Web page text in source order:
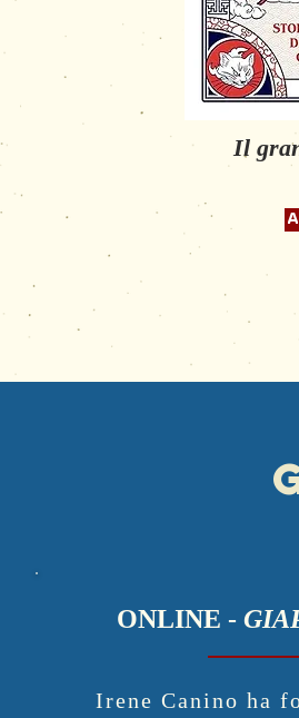
Il
ONLINE -
Irene Canino ha